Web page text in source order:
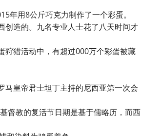
年用8公斤巧克力制作了一个彩蛋。
造的。九名专业人士花了八天时间才
狩猎活动中，有超过000万个彩蛋被藏
马皇帝君士坦丁主持的尼西亚第一次会
督教的复活节日期是基于儒略历，而西